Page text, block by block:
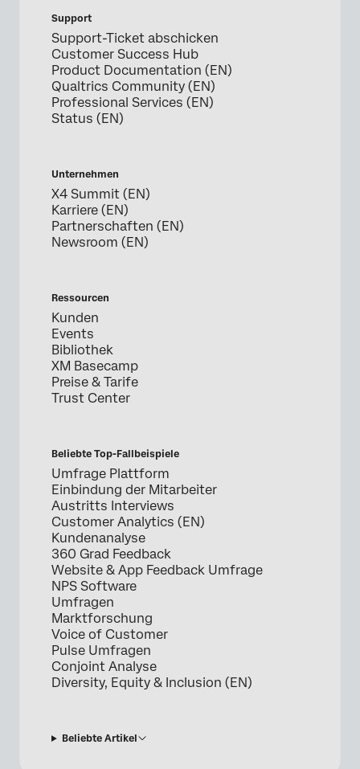
Support
Support-Ticket abschicken
Customer Success Hub
Product Documentation (EN)
Qualtrics Community (EN)
Professional Services (EN)
Status (EN)
Unternehmen
X4 Summit (EN)
Karriere (EN)
Partnerschaften (EN)
Newsroom (EN)
Ressourcen
Kunden
Events
Bibliothek
XM Basecamp
Preise & Tarife
Trust Center
Beliebte Top-Fallbeispiele
Umfrage Plattform
Einbindung der Mitarbeiter
Austritts Interviews
Customer Analytics (EN)
Kundenanalyse
360 Grad Feedback
Website & App Feedback Umfrage
NPS Software
Umfragen
Marktforschung
Voice of Customer
Pulse Umfragen
Conjoint Analyse
Diversity, Equity & Inclusion (EN)
Beliebte Artikel